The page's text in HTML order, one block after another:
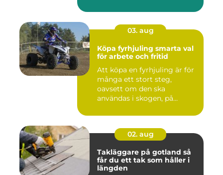
03. aug
Köpa fyrhjuling smarta val
för arbete och fritid
Att köpa en fyrhjuling är för
många ett stort steg,
oavsett om den ska
användas i skogen, på
02. aug
Takläggare på gotland så
får du ett tak som håller i
längden